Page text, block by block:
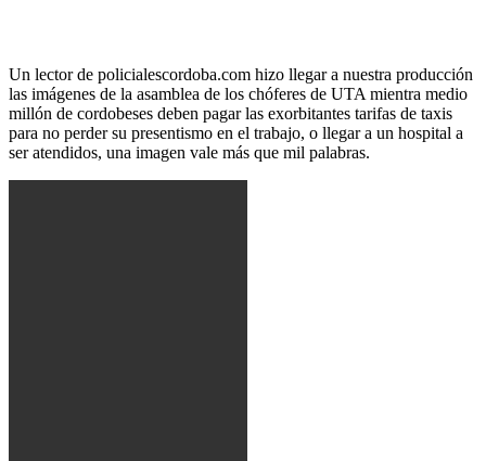
Un lector de policialescordoba.com hizo llegar a nuestra producción
las imágenes de la asamblea de los chóferes de UTA mientra medio
millón de cordobeses deben pagar las exorbitantes tarifas de taxis
para no perder su presentismo en el trabajo, o llegar a un hospital a
ser atendidos, una imagen vale más que mil palabras.